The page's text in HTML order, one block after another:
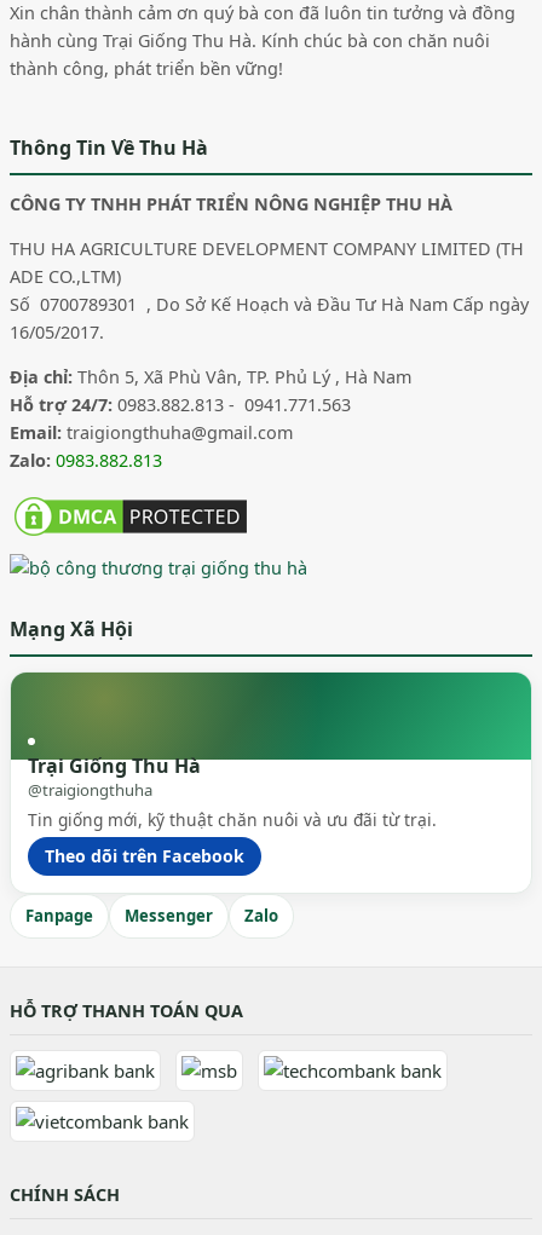
Xin chân thành cảm ơn quý bà con đã luôn tin tưởng và đồng
hành cùng Trại Giống Thu Hà. Kính chúc bà con chăn nuôi
thành công, phát triển bền vững!
Thông Tin Về Thu Hà
CÔNG TY TNHH PHÁT TRIỂN NÔNG NGHIỆP THU HÀ
THU HA AGRICULTURE DEVELOPMENT COMPANY LIMITED (TH
ADE CO.,LTM)
Số 0700789301 , Do Sở Kế Hoạch và Đầu Tư Hà Nam Cấp ngày
16/05/2017.
Địa chỉ: Thôn 5, Xã Phù Vân, TP. Phủ Lý , Hà Nam
Hỗ trợ 24/7: 0983.882.813 - 0941.771.563
Email: traigiongthuha@gmail.com
Zalo: 0983.882.813
Mạng Xã Hội
Trại Giống Thu Hà
@traigiongthuha
Tin giống mới, kỹ thuật chăn nuôi và ưu đãi từ trại.
Theo dõi trên Facebook
Fanpage Messenger Zalo
HỖ TRỢ THANH TOÁN QUA
CHÍNH SÁCH